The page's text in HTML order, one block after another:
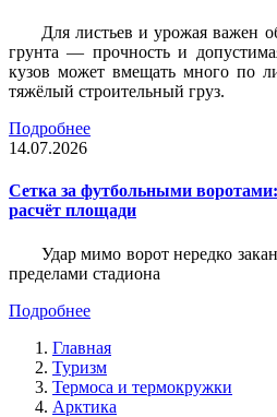
Для листьев и урожая важен
грунта — прочность и
кузов может вмещать много по
тяжёлый строительный груз.
Подробнее
14.07.2026
Сетка за футбольными
расчёт площади
Удар мимо ворот нередко
пределами стадиона
Подробнее
Главная
Туризм
Термоса и термокружки
Арктика